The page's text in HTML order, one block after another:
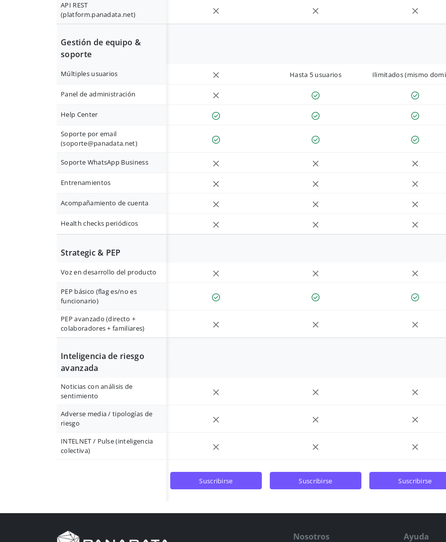
API REST
(platform.panadata.net)
Gestión de equipo &
soporte
Múltiples usuarios Hasta 5 usuarios Ilimitados (mismo
Panel de administración
Help Center
Soporte por email
(soporte@panadata.net)
Soporte WhatsApp Business
Entrenamientos
Acompañamiento de cuenta
Health checks periódicos
Strategic & PEP
Voz en desarrollo del producto
PEP básico (flag es/no es
funcionario)
PEP avanzado (directo +
colaboradores + familiares)
Inteligencia de riesgo
avanzada
Noticias con análisis de
sentimiento
Adverse media / tipologías de
riesgo
INTELNET / Pulse (inteligencia
colectiva)
suscribirse suscribirse suscribirse
Nosotros Ayuda